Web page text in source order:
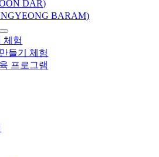
DAR)
BARAM)
체험
들기 체험
프로그램